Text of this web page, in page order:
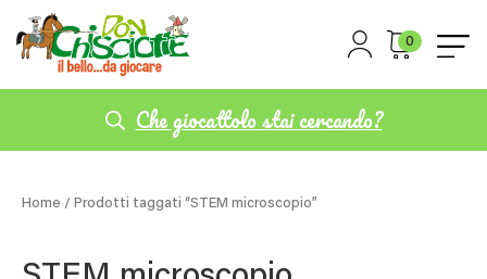
0
Che giocattolo stai cercando?
Home / Prodotti taggati “STEM microscopio”